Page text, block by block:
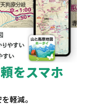
をスマホ
軽減。